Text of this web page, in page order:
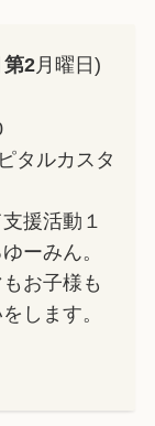
第2 月曜日)
タルカスタ
援活動１
ーみん。
お子様も
します。